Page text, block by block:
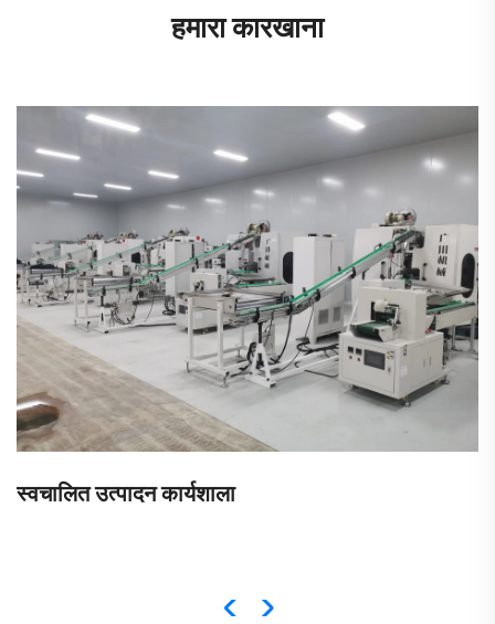
हमारा कारखाना
स्वचालित उत्पादन कार्यशाला